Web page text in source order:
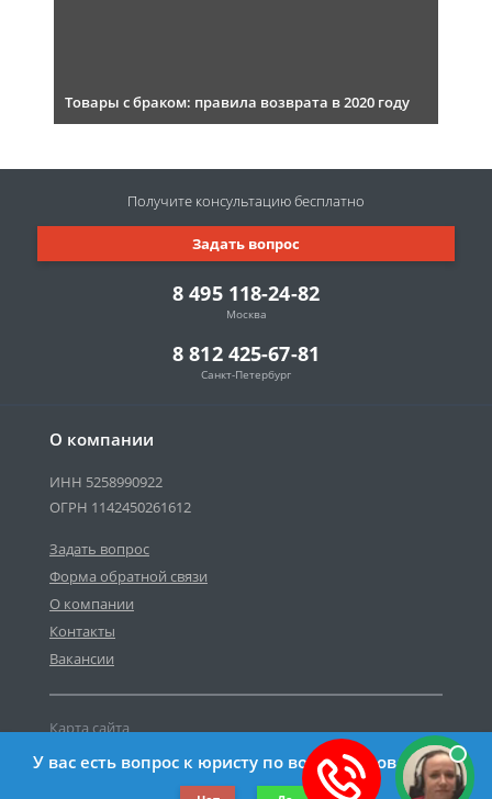
Товары с браком: правила возврата в 2020 году
О компании
ИНН 5258990922
ОГРН 1142450261612
Задать вопрос
Форма обратной связи
О компании
Контакты
Вакансии
©2019-2026 Все права защищены.
Карта сайта
Политика персональных данных
8 495 118-24-82
Москва
8 812 425-67-81
Санкт-Петербург
Задать вопрос
Получите консультациюбесплатно
У вас есть вопрос к юристу по возврату товара?